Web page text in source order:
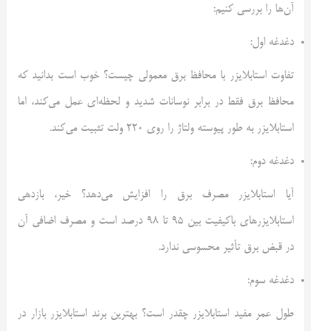
آن‌ها را بررسی کنیم:
دغدغه اول:
تفاوت استابلایزر با محافظ برق معمولی چیست؟ خوب است بدانید که
محافظ برق فقط در برابر نوسانات شدید و لحظه‌ای عمل می‌کند، اما
استابلایزر به‌ طور پیوسته ولتاژ را روی 220 ولت تثبیت می‌کند.
دغدغه دوم:
آیا استابلایزر مصرف برق را افزایش می‌دهد؟ خیر، بازدهی
استابلایزرهای باکیفیت بین 95 تا 98 درصد است و مصرف اضافی آن
در قبض برق تأثیر محسوسی ندارد.
دغدغه سوم:
طول عمر مفید استابلایزر چقدر است؟ بهترین برند استابلایزر بازار در